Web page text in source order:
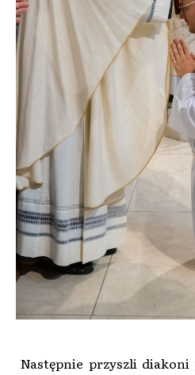
Następnie przyszli diakoni